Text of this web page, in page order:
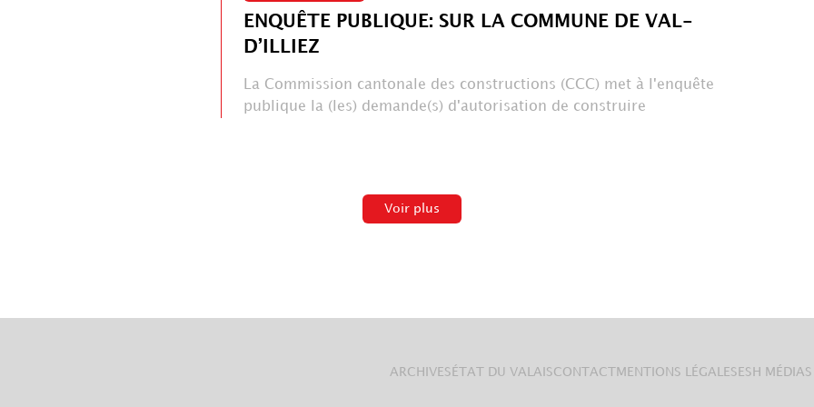
ENQUÊTE PUBLIQUE: SUR LA COMMUNE DE VAL-
D’ILLIEZ
La Commission cantonale des constructions (CCC) met à l'enquête
publique la (les) demande(s) d'autorisation de construire
Voir plus
ARCHIVES ÉTAT DU VALAISCONTACTMENTIONS LÉGALES ESH